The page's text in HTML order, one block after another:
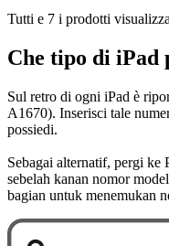
Tutti e 7 i prodotti
Che tipo di iPad
Sul retro di ogni iPad è
A1670). Inserisci tale
possiedi.
Sebagai alternatif, pergi ke
sebelah kanan nomor
bagian untuk menemukan